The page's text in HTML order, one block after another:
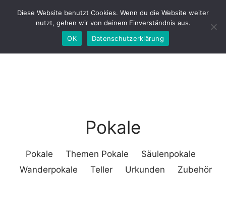
VERSAND FREI AB 150€
Pokale
Pokale Themen Pokale
Säulenpokale
Wanderpokale
Teller Urkunden Zubehör
Diese Website benutzt Cookies. Wenn du die Website weiter
nutzt, gehen wir von deinem Einverständnis aus.
OK
Datenschutzerklärung